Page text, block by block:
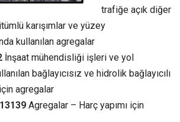
trafiğe açık diğer
karışımlar ve yüzey
kullanılan agregalar
İnşaat mühendisliği işleri ve yol
bağlayıcısız ve hidrolik bağlayıcılı
agregalar
Agregalar – Harç yapımı için